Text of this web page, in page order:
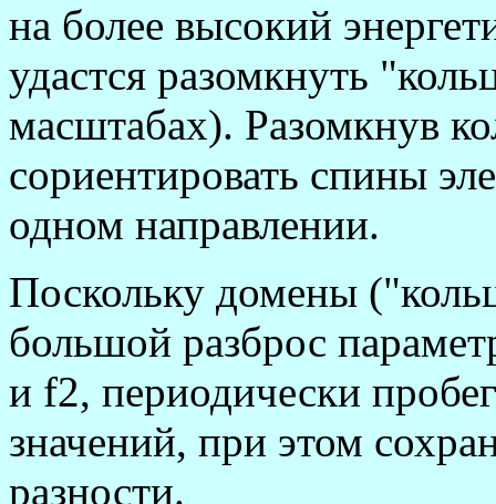
на более высокий
удастся разомкнуть
масштабах). Разомкнув
сориентировать спины
одном направлении.
Поскольку домены
большой разброс
и f2, периодически
значений, при этом
разности.